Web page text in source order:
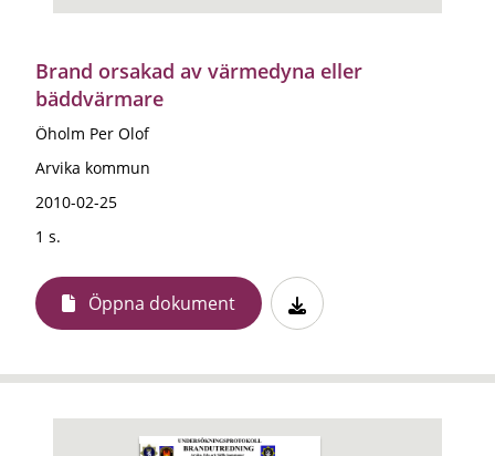
Brand orsakad av värmedyna eller
bäddvärmare
Öholm Per Olof
Arvika kommun
2010-02-25
1 s.
Öppna dokument